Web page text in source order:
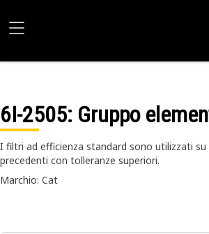
6I-2505: Gruppo
I filtri ad efficienza standard sono utilizzati su
precedenti con tolleranze superiori.
Marchio: Cat